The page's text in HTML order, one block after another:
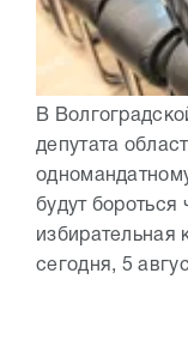
В
депутата
будут бороться
сегодня, 5